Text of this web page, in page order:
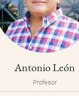
Antonio León
Profesor